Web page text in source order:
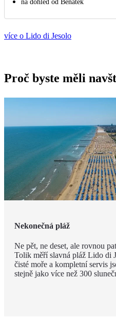
na dohled od Benátek
více o Lido di Jesolo
Proč byste měli
Nekonečná pláž
Ne pět, ne deset, ale rovnou
Tolik měří slavná pláž Lido di
čisté moře a kompletní servis
stejně jako více než 300